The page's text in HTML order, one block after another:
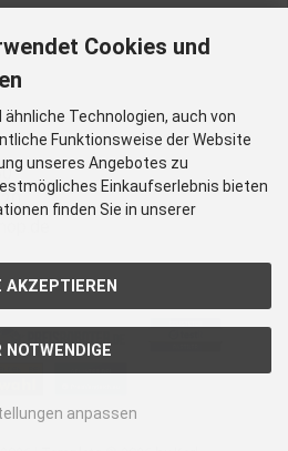
Cookies und
Technologien, auch von
Funktionsweise der Website
unseres Angebotes zu
Einkaufserlebnis bieten
finden Sie in unserer
AKZEPTIEREN
NOTWENDIGE
anpassen